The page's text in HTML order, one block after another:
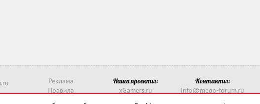
Реклама
Правила
Наши проекты:
xGamers.ru
Контакты:
info@mego-forum.ru